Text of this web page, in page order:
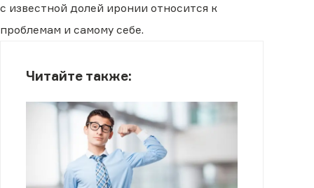
с известной долей иронии относится к
проблемам и самому себе.
Читайте также: